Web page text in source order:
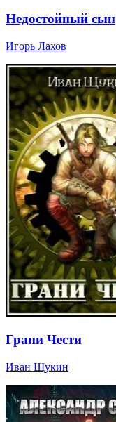
Недостойный сын
Игорь Лахов
Грани Чести
Иван Щукин